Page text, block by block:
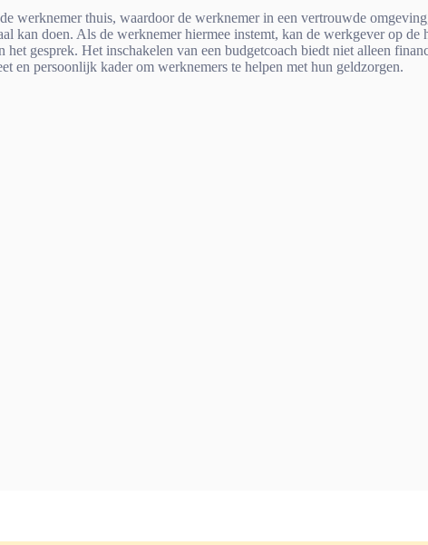
werknemer thuis, waardoor de werknemer in een vertrouwde
kan doen. Als de werknemer hiermee instemt, kan de werkgever op de
het gesprek. Het inschakelen van een budgetcoach biedt niet alleen
en persoonlijk kader om werknemers te helpen met hun geldzorgen.